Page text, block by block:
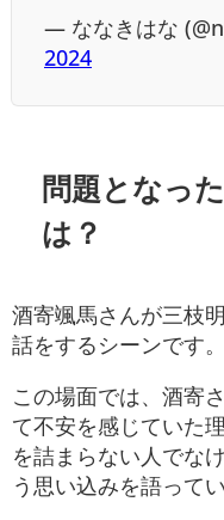
— ななきはな
2024
問題となっ
は？
酒寄颯馬さんが三枝
話をするシーンです。
この場面では、酒寄
て不安を感じていた
を詰まらない人でな
う思い込みを語ってい